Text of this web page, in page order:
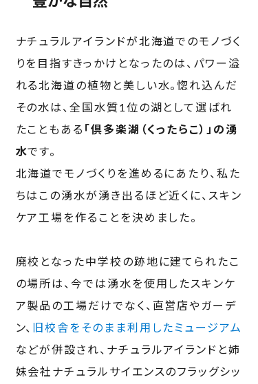
ナチュラルアイランドが北海道でのモノづく
りを目指すきっかけとなったのは、パワー溢
れる北海道の植物と美しい水。惚れ込んだ
その水は、全国水質1位の湖として選ばれ
たこともある 「倶多楽湖（くったらこ）」の湧
水です。
北海道でモノづくりを進めるにあたり、私た
ちはこの湧水が湧き出るほど近くに、スキン
ケア工場を作ることを決めました。
廃校となった中学校の跡地に建てられたこ
の場所は、今では湧水を使用したスキンケ
ア製品の工場だけでなく、直営店やガーデ
ン、
旧校舎をそのまま利用したミュージアム
などが併設され、ナチュラルアイランドと姉
妹会社ナチュラルサイエンスのフラッグシッ